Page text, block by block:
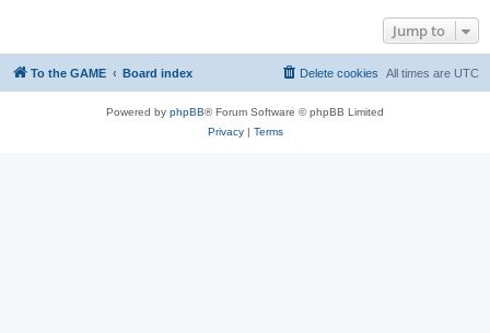
Jump to
To the GAME Board index All times are UTC
Delete cookies
Powered by phpBB® Forum Software © phpBB Limited
Privacy| Terms